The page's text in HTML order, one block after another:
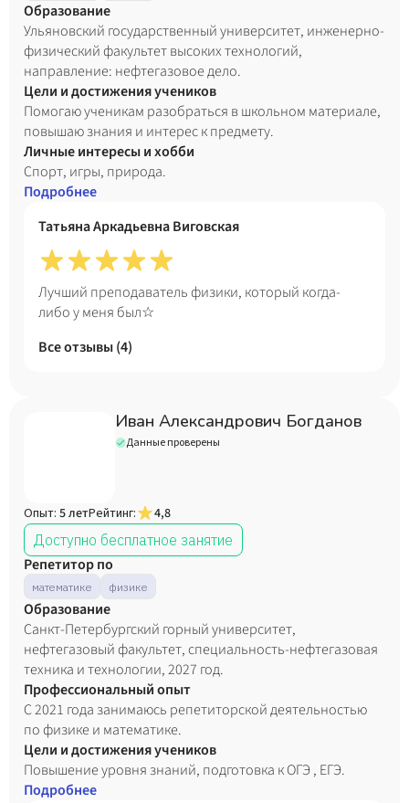
Образование
Ульяновский государственный университет, инженерно-
физический факультет высоких технологий,
направление: нефтегазовое дело.
Цели и достижения учеников
Помогаю ученикам разобраться в школьном материале,
повышаю знания и интерес к предмету.
Личные интересы и хобби
Спорт, игры, природа.
Подробнее
Татьяна Аркадьевна Виговская
Лучший преподаватель физики, который когда-
либо у меня был☆
Все отзывы (4)
Иван Александрович Богданов
Данные проверены
Опыт: 5 летРейтинг:
4,8
Доступно бесплатное занятие
Репетитор по
математике физике
Образование
Санкт-Петербургский горный университет,
нефтегазовый факультет, специальность-нефтегазовая
техника и технологии, 2027 год.
Профессиональный опыт
С 2021 года занимаюсь репетиторской деятельностью
по физике и математике.
Цели и достижения учеников
Повышение уровня знаний, подготовка к ОГЭ , ЕГЭ.
Подробнее